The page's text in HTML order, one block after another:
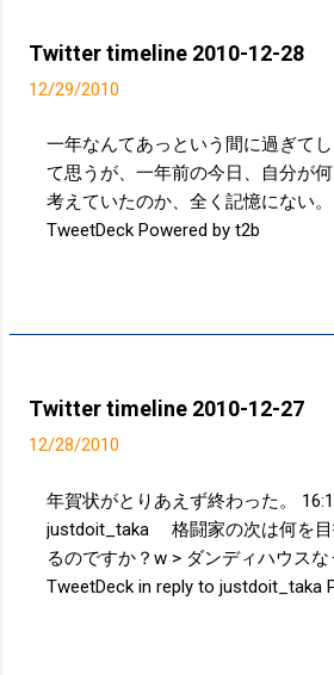
Twitter timeline 2010-12-28
12/29/2010
一年なんてあっという間に過ぎて
て思うが、一年前の今日、自分が何
考えていたのか、全く記憶にない
TweetDeck Powered by t2b
Twitter timeline 2010-12-27
12/28/2010
年賀状がとりあえず終わった。
justdoit_taka 格闘家の次は何を目
るのですか？w > ダンディハウスな
TweetDeck in reply to justdoit_taka